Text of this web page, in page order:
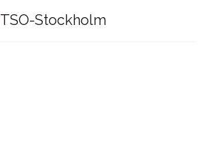
TSO-Stockholm